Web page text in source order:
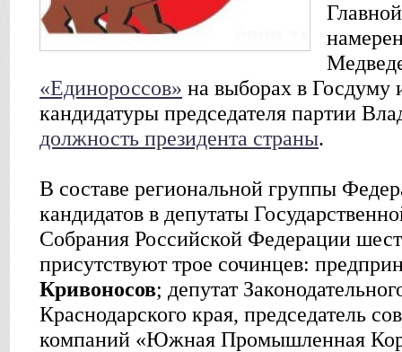
«Единороссов» на выборах в Госдуму
кандидатуры председателя партии
должность президента страны.
В составе региональной группы
кандидатов в депутаты
Собрания Российской Федерации
присутствуют трое сочинцев:
Кривоносов; депутат
Краснодарского края, председатель
компаний «Южная Промышленная